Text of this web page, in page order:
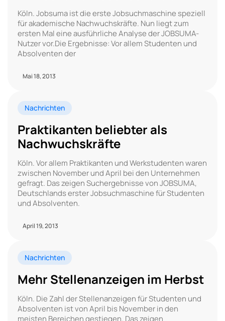
Köln. Jobsuma ist die erste Jobsuchmaschine speziell
für akademische Nachwuchskräfte. Nun liegt zum
ersten Mal eine ausführliche Analyse der JOBSUMA-
Nutzer vor.Die Ergebnisse: Vor allem Studenten und
Absolventen der
Mai 18, 2013
Nachrichten
Praktikanten beliebter als
Nachwuchskräfte
Köln. Vor allem Praktikanten und Werkstudenten waren
zwischen November und April bei den Unternehmen
gefragt. Das zeigen Suchergebnisse von JOBSUMA,
Deutschlands erster Jobsuchmaschine für Studenten
und Absolventen.
April 19, 2013
Nachrichten
Mehr Stellenanzeigen im Herbst
Köln. Die Zahl der Stellenanzeigen für Studenten und
Absolventen ist von April bis November in den
meisten Bereichen gestiegen. Das zeigen